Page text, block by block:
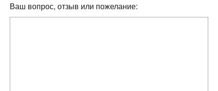
Ваш вопрос, отзыв или пожелание: